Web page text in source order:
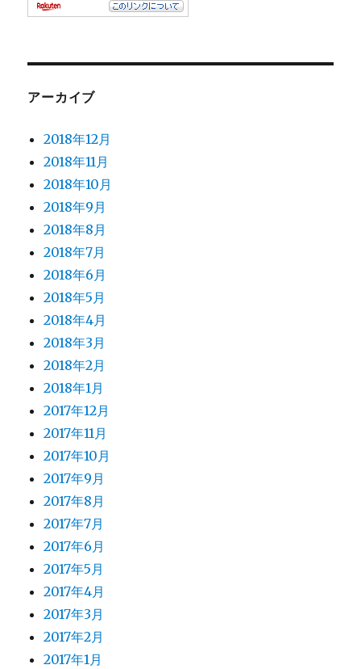
アーカイブ
2018年12月
2018年11月
2018年10月
2018年9月
2018年8月
2018年7月
2018年6月
2018年5月
2018年4月
2018年3月
2018年2月
2018年1月
2017年12月
2017年11月
2017年10月
2017年9月
2017年8月
2017年7月
2017年6月
2017年5月
2017年4月
2017年3月
2017年2月
2017年1月